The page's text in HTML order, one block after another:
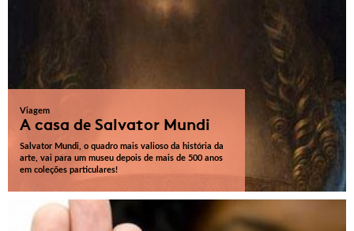
Viagem
A casa de Salvator Mundi
Salvator Mundi, o quadro mais valioso da história da
arte, vai para um museu depois de mais de 500 anos
em coleções particulares!